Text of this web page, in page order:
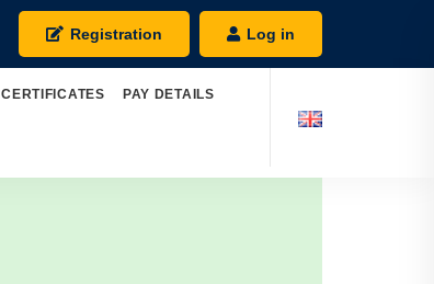
Registration Log in
CERTIFICATES PAY DETAILS